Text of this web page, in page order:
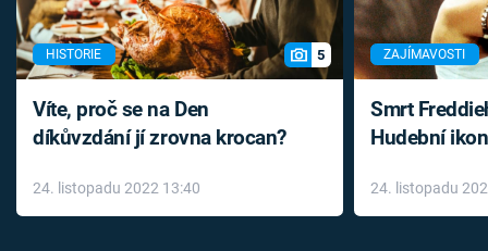
HISTORIE 5
Víte, proč se na Den
díkůvzdání jí zrovna krocan?
24. listopadu 2022 13:40
ZAJÍMAVOSTI
Smrt
Hudební
léky
24. listopadu